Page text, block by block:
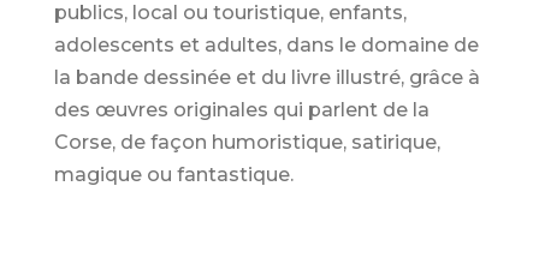
publics, local ou touristique, enfants,
adolescents et adultes, dans le domaine de
la bande dessinée et du livre illustré, grâce à
des œuvres originales qui parlent de la
Corse, de façon humoristique, satirique,
magique ou fantastique.